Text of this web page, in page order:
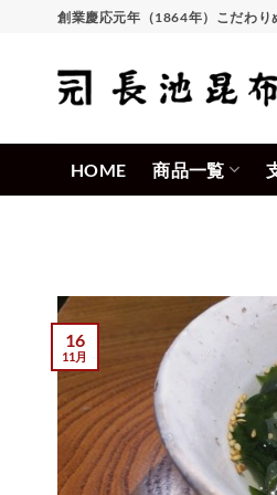
content
創業慶応元年（1864年）こだわり
HOME 商品一覧
16
11月